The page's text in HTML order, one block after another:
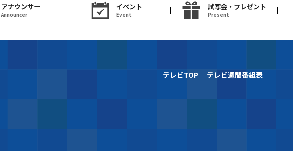
アナウンサー
Announcer
イベント
Event
試写会・プレゼント
Present
アナウンサー
Announcer
試写会・プレゼント
テレビTOP テレビ週間番組表